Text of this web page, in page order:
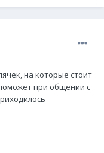
на которые стоит
при общении с